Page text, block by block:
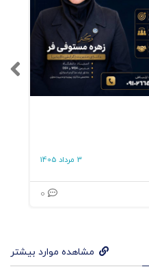
3 مرداد 1405
مشاهده موارد بیشتر